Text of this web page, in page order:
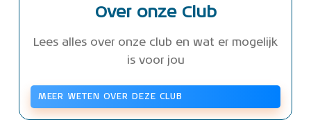
Over onze Club
Lees alles over onze club en wat er mogelijk
is voor jou
MEER WETEN OVER DEZE CLUB